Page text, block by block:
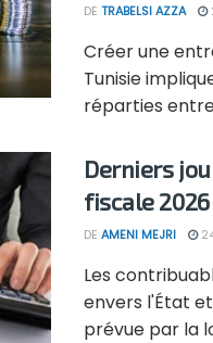
DE TRABELSI AZZA
Créer une
Tunisie
réparties
Derniers
fiscale 2026
DE AMENI MEJRI
Les
envers l'État
prévue par la